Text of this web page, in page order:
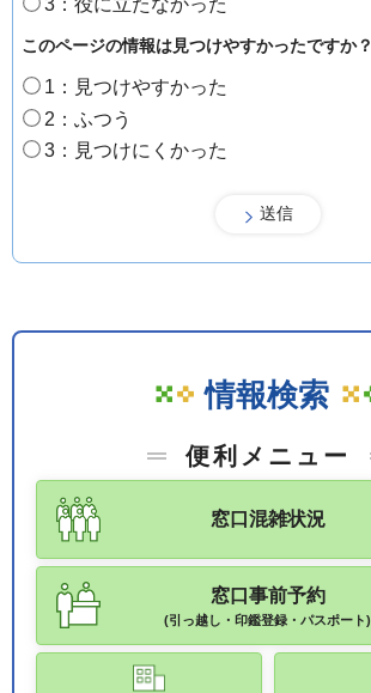
このページの情報は見つけやすかったですか？
1：見つけやすかった
2：ふつう
3：見つけにくかった
情報検索
便利メニュー
窓口混雑状況
窓口事前予約
(引っ越し・印鑑登録・パスポート)